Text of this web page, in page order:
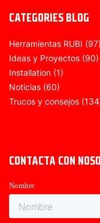
CATEGORIES BLOG
Herramientas RUBI (97)
Ideas y Proyectos (90)
Installation (1)
Noticias (60)
Trucos y consejos
CONTACTA CON